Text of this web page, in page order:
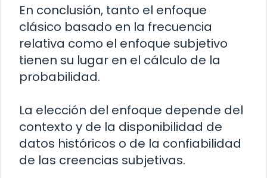
En conclusión, tanto el enfoque
clásico basado en la frecuencia
relativa como el enfoque subjetivo
tienen su lugar en el cálculo de la
probabilidad.
La elección del enfoque depende del
contexto y de la disponibilidad de
datos históricos o de la confiabilidad
de las creencias subjetivas.